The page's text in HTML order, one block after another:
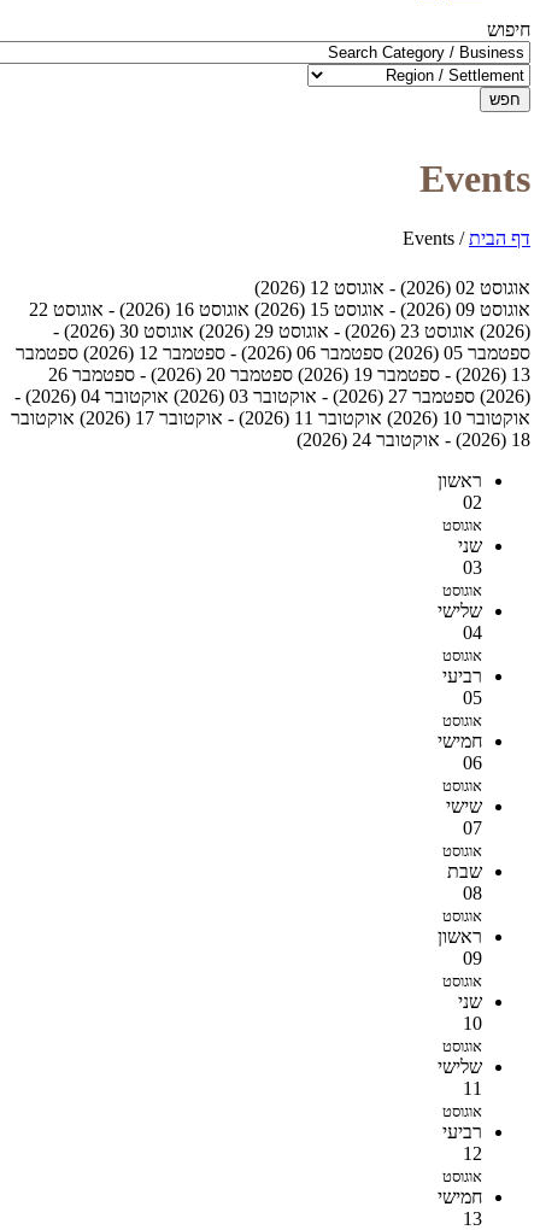
חיפוש
חפש
Events
דף הבית/
Events
אוגוסט 02 (2026) - אוגוסט 12 (2026)
אוגוסט 09 (2026) - אוגוסט 15 (2026)
אוגוסט 16 (2026) - אוגוסט 22
(2026)
אוגוסט 23 (2026) - אוגוסט 29 (2026)
אוגוסט 30 (2026) -
ספטמבר 05 (2026)
ספטמבר 06 (2026) - ספטמבר 12 (2026)
ספטמבר
13 (2026) - ספטמבר 19 (2026)
ספטמבר 20 (2026) - ספטמבר 26
(2026)
ספטמבר 27 (2026) - אוקטובר 03 (2026)
אוקטובר 04 (2026) -
אוקטובר 10 (2026)
אוקטובר 11 (2026) - אוקטובר 17 (2026)
אוקטובר
18 (2026) - אוקטובר 24 (2026)
ראשון
02
אוגוסט
שני
03
אוגוסט
שלישי
04
אוגוסט
רביעי
05
אוגוסט
חמישי
06
אוגוסט
שישי
07
אוגוסט
שבת
08
אוגוסט
ראשון
09
אוגוסט
שני
10
אוגוסט
שלישי
11
אוגוסט
רביעי
12
אוגוסט
חמישי
13